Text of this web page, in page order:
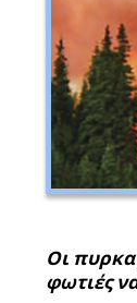
Οι
φωτιές